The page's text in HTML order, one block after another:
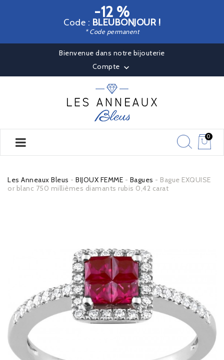
-12 %
Code : BLEUBONJOUR !
* Code permanent
Bienvenue dans notre bijouterie
Compte 
0
Les Anneaux Bleus BIJOUX FEMME Bagues
Bague EXQUISE
or blanc 750 millièmes diamants rubis 0,42 carat